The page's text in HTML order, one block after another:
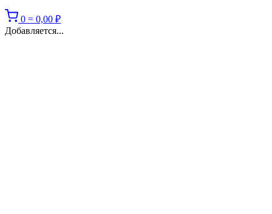
0 = 0,00 ₽
Добавляется...